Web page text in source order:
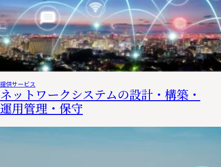
提供サービス
ネットワークシステムの設計・構築・
運用管理・保守